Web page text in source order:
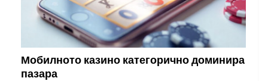
Мобилното казино категорично доминира
пазара